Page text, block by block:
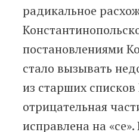
радикальное
постановлениями
стало вызывать
из старших
отрицательная
исправлена на